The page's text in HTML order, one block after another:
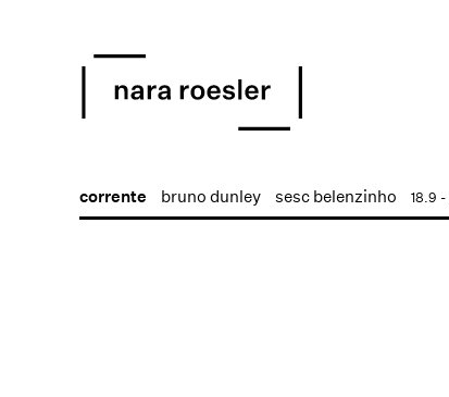
corrente bruno dunley sesc belenzinho 18.9 -